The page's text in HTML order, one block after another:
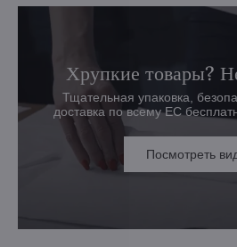
Хрупкие товары?
Тщательная упаковка,
доставка по всему ЕС
Посмотреть